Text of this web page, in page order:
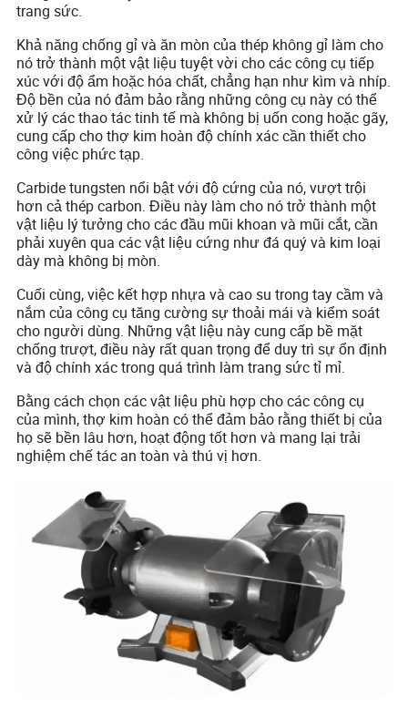
trang sức.
Khả năng chống gỉ và ăn mòn của thép không gỉ làm cho
nó trở thành một vật liệu tuyệt vời cho các công cụ tiếp
xúc với độ ẩm hoặc hóa chất, chẳng hạn như kìm và nhíp.
Độ bền của nó đảm bảo rằng những công cụ này có thể
xử lý các thao tác tinh tế mà không bị uốn cong hoặc gãy,
cung cấp cho thợ kim hoàn độ chính xác cần thiết cho
công việc phức tạp.
Carbide tungsten nổi bật với độ cứng của nó, vượt trội
hơn cả thép carbon. Điều này làm cho nó trở thành một
vật liệu lý tưởng cho các đầu mũi khoan và mũi cắt, cần
phải xuyên qua các vật liệu cứng như đá quý và kim loại
dày mà không bị mòn.
Cuối cùng, việc kết hợp nhựa và cao su trong tay cầm và
nắm của công cụ tăng cường sự thoải mái và kiểm soát
cho người dùng. Những vật liệu này cung cấp bề mặt
chống trượt, điều này rất quan trọng để duy trì sự ổn định
và độ chính xác trong quá trình làm trang sức tỉ mỉ.
Bằng cách chọn các vật liệu phù hợp cho các công cụ
của mình, thợ kim hoàn có thể đảm bảo rằng thiết bị của
họ sẽ bền lâu hơn, hoạt động tốt hơn và mang lại trải
nghiệm chế tác an toàn và thú vị hơn.